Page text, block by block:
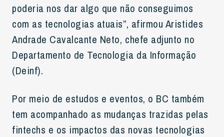
poderia nos dar algo que não conseguimos
com as tecnologias atuais”, afirmou Aristides
Andrade Cavalcante Neto, chefe adjunto no
Departamento de Tecnologia da Informação
(Deinf).
Por meio de estudos e eventos, o BC também
tem acompanhado as mudanças trazidas pelas
fintechs e os impactos das novas tecnologias